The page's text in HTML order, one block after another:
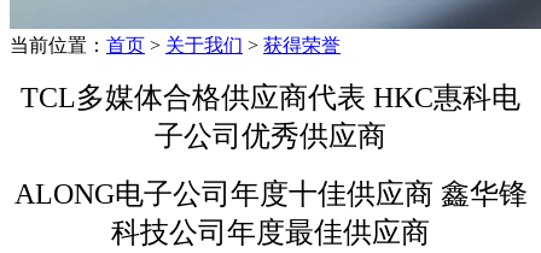
当前位置： 首页 > 关于我们 > 获得荣誉
TCL多媒体合格供应商代表 HKC惠科电
子公司优秀供应商
ALONG电子公司年度十佳供应商 鑫华锋
科技公司年度最佳供应商